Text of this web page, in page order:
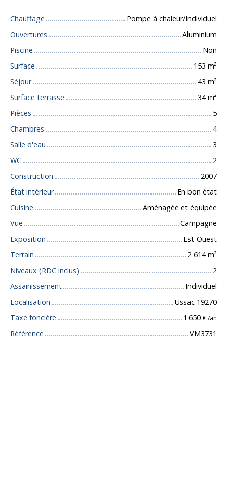
Chauffage
Pompe à chaleur/Individuel
Ouvertures
Aluminium
Piscine
Non
Surface
153 m²
Séjour
43 m²
Surface terrasse
34m²
Pièces
5
Chambres
4
Salle d'eau
3
WC
2
Construction
2007
État intérieur
En bon état
Cuisine
Aménagée et équipée
Vue
Campagne
Exposition
Est-Ouest
Terrain
2 614m²
Niveaux (RDC inclus)
2
Assainissement
Individuel
Localisation
Ussac 19270
Taxe foncière
1 650 € /an
Référence VM3731